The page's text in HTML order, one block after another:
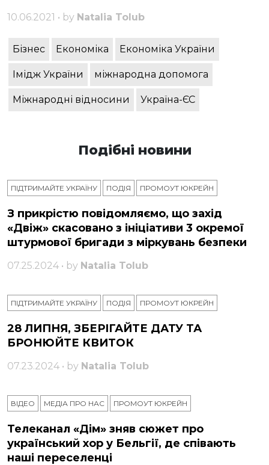
10.06.2021 • by Natalia Tolub
Бізнес Економіка Економіка України
Імідж України міжнародна допомога
Міжнародні відносини Україна-ЄС
Подібні новини
ПІДТРИМАЙТЕ УКРАЇНУ ПОДІЯ ПРОМОУТ ЮКРЕЙН
З прикрістю повідомляємо, що захід
«Двіж» скасовано з ініціативи 3 окремої
штурмової бригади з міркувань безпеки
07.25.2024 • by Natalia Tolub
ПІДТРИМАЙТЕ УКРАЇНУ ПОДІЯ ПРОМОУТ ЮКРЕЙН
28 ЛИПНЯ, ЗБЕРІГАЙТЕ ДАТУ ТА
БРОНЮЙТЕ КВИТОК
07.23.2024 • by Natalia Tolub
ВІДЕО МЕДІА ПРО НАС ПРОМОУТ ЮКРЕЙН
Телеканал «Дім» зняв сюжет про
український хор у Бельгії, де співають
наші переселенці